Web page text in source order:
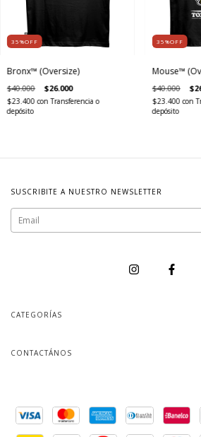
35%OFF
Bronx™ (Oversize)
$40.000 $26.000
$23.400con Transferencia o
depósito
35%OFF
Mouse™
$40.000
$23.400con
depósito
SUSCRIBITE A NUESTRO NEWSLETTER
CATEGORÍAS
CONTACTÁNOS